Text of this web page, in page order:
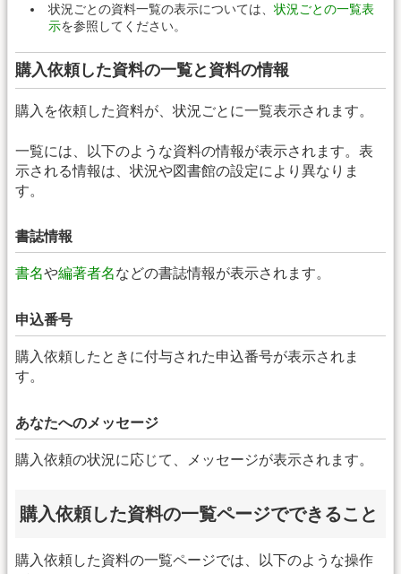
状況ごとの資料一覧の表示については、 状況ごとの一覧表
示を参照してください。
購入依頼した資料の一覧と資料の情報
購入を依頼した資料が、状況ごとに一覧表示されます。
一覧には、以下のような資料の情報が表示されます。表
示される情報は、状況や図書館の設定により異なりま
す。
書誌情報
書名や編著者名などの書誌情報が表示されます。
申込番号
購入依頼したときに付与された申込番号が表示されま
す。
あなたへのメッセージ
購入依頼の状況に応じて、メッセージが表示されます。
購入依頼した資料の一覧ページでできること
購入依頼した資料の一覧ページでは、以下のような操作